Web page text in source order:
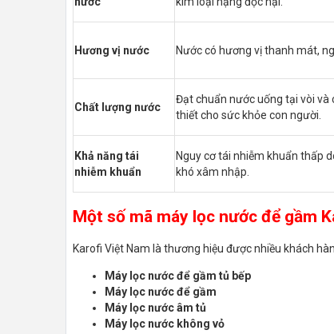
Hương vị nước Nước có hương vị thanh mát,
Chất lượng nước
Đạt chuẩn nước uống tại vòi và
thiết cho sức khỏe con người.
Khả năng tái
nhiễm khuẩn
Nguy cơ tái nhiễm khuẩn thấp
khó xâm nhập.
Một số mã máy lọc nước để gầm
Karofi Việt Nam là thương hiệu được nhiều khách
Máy lọc nước để gầm tủ bếp
Máy lọc nước để gầm
Máy lọc nước âm tủ
Máy lọc nước không vỏ